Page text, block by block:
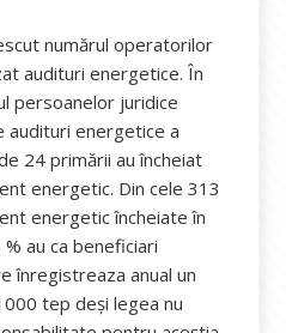
numărul operatorilor
audituri energetice. În
persoanelor juridice
audituri energetice a
24 primării au încheiat
energetic. Din cele 313
energetic încheiate în
au ca beneficiari
înregistreaza anual un
tep deși legea nu